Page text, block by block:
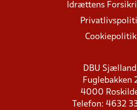
Idrættens
Cookiepolitik
DBU Sjælland
Fuglebakken
4000
Telefon: 4632